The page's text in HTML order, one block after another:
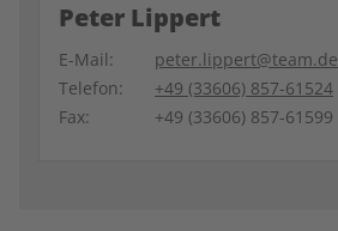
Peter Lippert
E-Mail:
peter.lippert@team.de
Telefon:
+49 (33606) 857-61524
Fax:
+49 (33606) 857-61599